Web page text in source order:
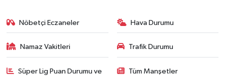
Nöbetçi Eczaneler Hava Durumu
Namaz Vakitleri Trafik Durumu
Süper Lig Puan Durumu ve Tüm Manşetler